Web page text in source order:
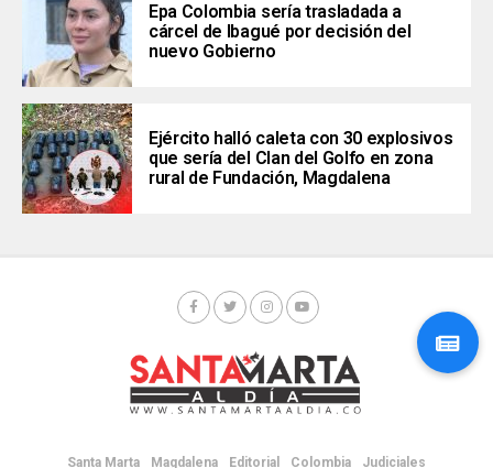
Epa Colombia sería trasladada a
cárcel de Ibagué por decisión del
nuevo Gobierno
Ejército halló caleta con 30 explosivos
que sería del Clan del Golfo en zona
rural de Fundación, Magdalena
Santa Marta Magdalena Editorial Colombia Judiciales